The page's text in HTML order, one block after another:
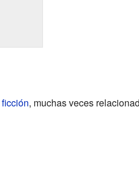
ficción, muchas veces